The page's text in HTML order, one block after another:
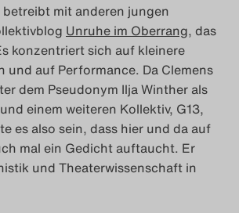
2014
Blog
2015
Blog
2016
Blog
betreibt mit anderen jungen
Unruhe im Oberrang, das
konzentriert sich auf kleinere
und auf Performance. Da Clemens
dem Pseudonym Ilja Winther als
einem weiteren Kollektiv, G13,
es also sein, dass hier und da auf
mal ein Gedicht auftaucht. Er
und Theaterwissenschaft in